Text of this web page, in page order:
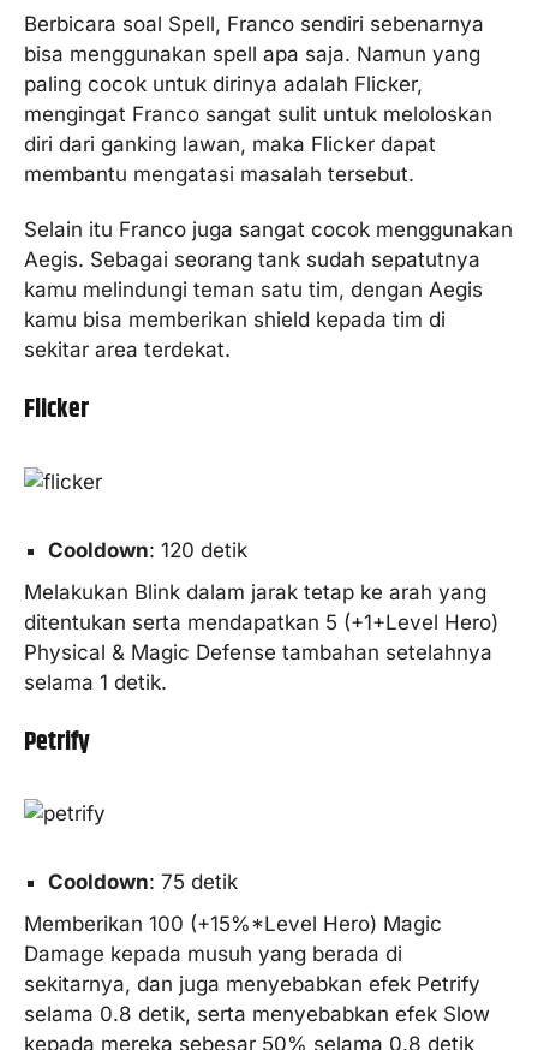
Berbicara soal Spell, Franco sendiri sebenarnya
bisa menggunakan spell apa saja. Namun yang
paling cocok untuk dirinya adalah Flicker,
mengingat Franco sangat sulit untuk meloloskan
diri dari ganking lawan, maka Flicker dapat
membantu mengatasi masalah tersebut.
Selain itu Franco juga sangat cocok menggunakan
Aegis. Sebagai seorang tank sudah sepatutnya
kamu melindungi teman satu tim, dengan Aegis
kamu bisa memberikan shield kepada tim di
sekitar area terdekat.
Flicker
Cooldown: 120 detik
Melakukan Blink dalam jarak tetap ke arah yang
ditentukan serta mendapatkan 5 (+1+Level Hero)
Physical & Magic Defense tambahan setelahnya
selama 1 detik.
Petrify
Cooldown: 75 detik
Memberikan 100 (+15%*Level Hero) Magic
Damage kepada musuh yang berada di
sekitarnya, dan juga menyebabkan efek Petrify
selama 0.8 detik, serta menyebabkan efek Slow
kepada mereka sebesar 50% selama 0.8 detik